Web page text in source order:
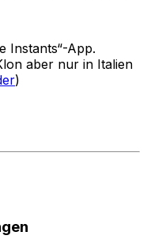
Instants“-App.
aber nur in Italien
)